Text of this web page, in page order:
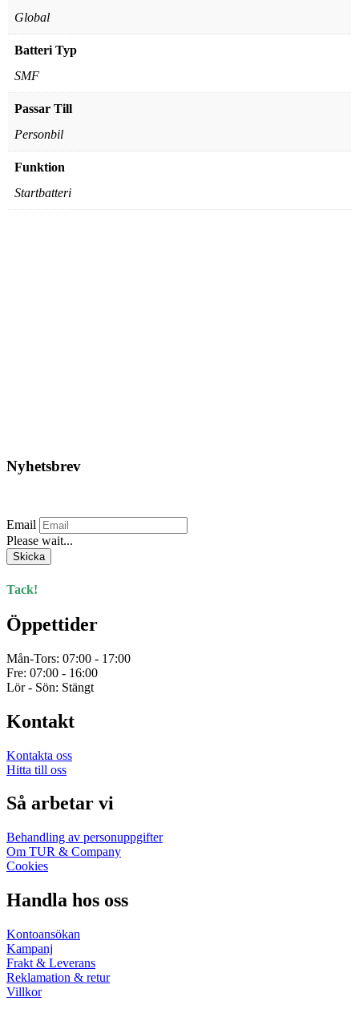
Global
Batteri Typ
SMF
Passar Till
Personbil
Funktion
Startbatteri
Nyhetsbrev
Email
Please wait...
Skicka
Tack!
Öppettider
Mån-Tors: 07:00 - 17:00
Fre: 07:00 - 16:00
Lör - Sön: Stängt
Kontakt
Kontakta oss
Hitta till oss
Så arbetar vi
Behandling av personuppgifter
Om TUR & Company
Cookies
Handla hos oss
Kontoansökan
Kampanj
Frakt & Leverans
Reklamation & retur
Villkor